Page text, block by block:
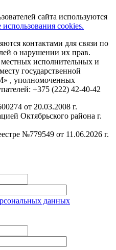
сайта используются
cookies.
контактами для связи по
о нарушении их прав.
исполнительных и
государственной
, уполномоченных
+375 (222) 42-40-42
от 20.03.2008 г.
Октябрьского района г.
№779549 от 11.06.2026 г.
данных